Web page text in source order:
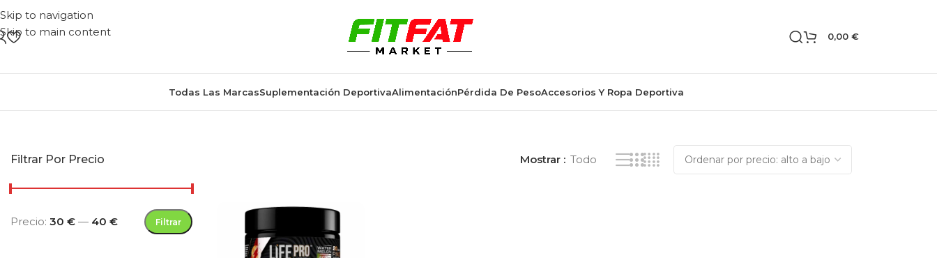
Skip to navigation
Skip to main content
0,00 €
Todas Las MarcasSuplementación DeportivaAlimentaciónPérdida De PesoAccesorios Y Ropa Deportiva
Filtrar Por Precio
Filtrar
Precio: 30 € — 40 €
Mostrar Todo